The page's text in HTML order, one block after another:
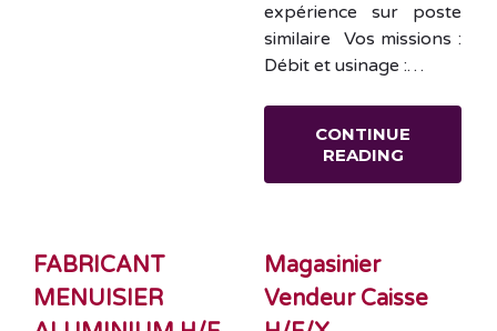
expérience sur poste
similaire Vos missions :
Débit et usinage :…
CONTINUE
READING
FABRICANT
MENUISIER
Magasinier
Vendeur Caisse